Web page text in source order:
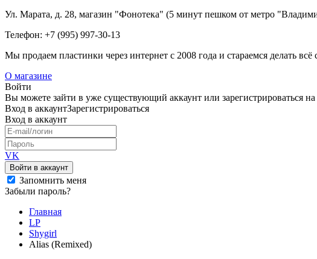
Ул. Марата, д. 28, магазин "Фонотека" (5 минут пешком от метро
Телефон: +7 (995) 997-30-13
Мы продаем пластинки через интернет c 2008 года и стараемся делать
О магазине
Войти
Вы можете зайти в уже существующий аккаунт или зарегистрироваться на
Вход в аккаунтЗарегистрироваться
Вход в аккаунт
VK
Войти в аккаунт
Запомнить меня
Забыли пароль?
Главная
LP
Shygirl
Alias (Remixed)